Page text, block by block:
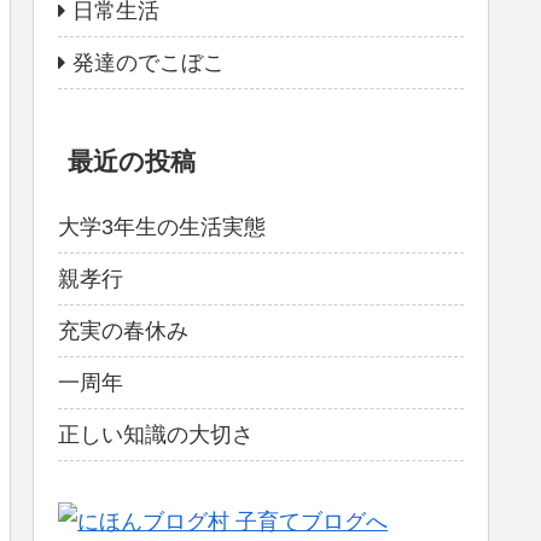
日常生活
発達のでこぼこ
最近の投稿
大学3年生の生活実態
親孝行
充実の春休み
一周年
正しい知識の大切さ